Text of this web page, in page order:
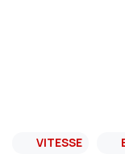
VITESSE